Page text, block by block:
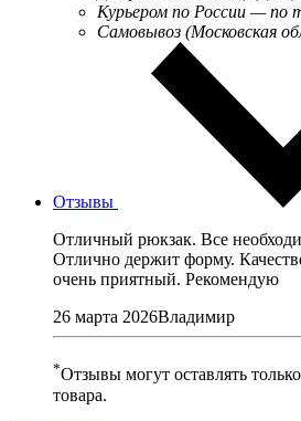
Курьером по России —
Самовывоз (Московская
Отзывы
Отличный рюкзак. Все
Отлично держит форму.
очень приятный. Рекомендую
26 марта 2026Владимир
*Отзывы могут оставлять
товара.